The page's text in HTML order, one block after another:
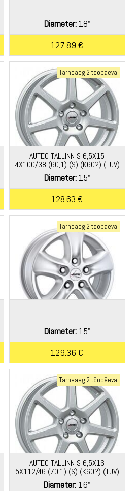
Diameter:18"
127.89 €
Tarneaeg 2 tööpäeva
AUTEC TALLINN S 6,5X15
4X100/38 (60,1) (S) (K60?) (TUV)
KG620 *
Diameter:15"
128.63 €
Tarneaeg 2 tööpäeva
Diameter:15"
129.36 €
Tarneaeg 2 tööpäeva
AUTEC TALLINN S 6,5X16
5X112/46 (70,1) (S) (K60?) (TUV)
KG740 *
Diameter: 16"